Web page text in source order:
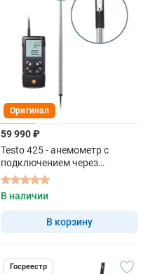
Оригинал
59 990 ₽
Testo 425 - анемометр с
подключением через
приложение
В наличии
В корзину
Госреестр